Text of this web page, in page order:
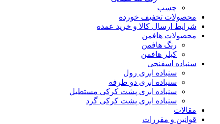
چسب
محصولات تخفیف خورده
شرایط ارسال کالا و خرید عمده
محصولات هافمن
رنگ هافمن
کیلر هافمن
سنباده اسفنجی
سنباده ابری رول
سنباده ابری دو طرفه
سنباده ابری پشت کرکی مستطیل
سنباده ابری پشت کرکی گرد
مقالات
قوانین و مقررات